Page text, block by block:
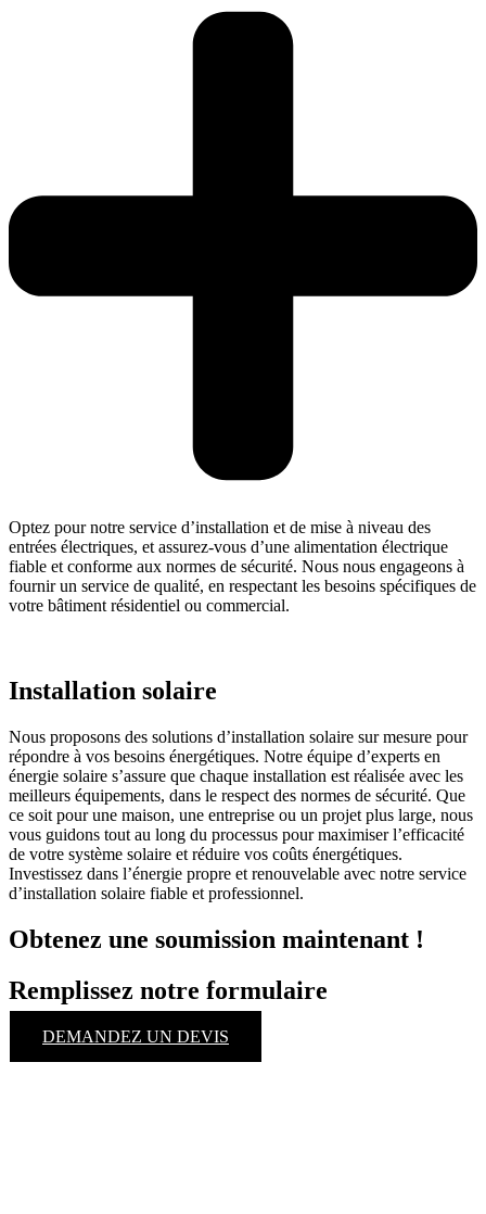
Optez pour notre service d’installation et de mise à niveau des
entrées électriques, et assurez-vous d’une alimentation électrique
fiable et conforme aux normes de sécurité. Nous nous engageons à
fournir un service de qualité, en respectant les besoins spécifiques de
votre bâtiment résidentiel ou commercial.
Installation solaire
Nous proposons des solutions d’installation solaire sur mesure pour
répondre à vos besoins énergétiques. Notre équipe d’experts en
énergie solaire s’assure que chaque installation est réalisée avec les
meilleurs équipements, dans le respect des normes de sécurité. Que
ce soit pour une maison, une entreprise ou un projet plus large, nous
vous guidons tout au long du processus pour maximiser l’efficacité
de votre système solaire et réduire vos coûts énergétiques.
Investissez dans l’énergie propre et renouvelable avec notre service
d’installation solaire fiable et professionnel.
Obtenez une soumission maintenant !
Remplissez notre formulaire
DEMANDEZ UN DEVIS